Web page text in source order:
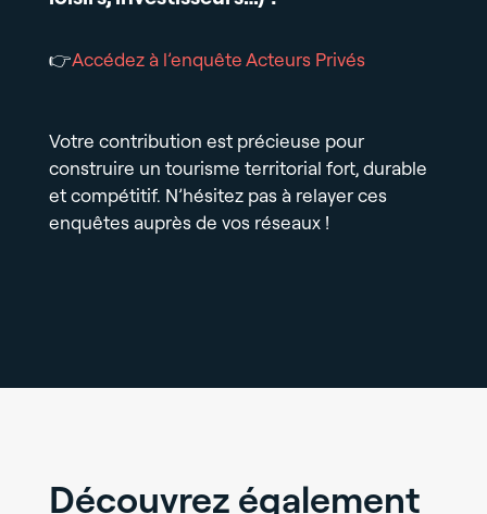
👉Accédez à l’enquête Acteurs Privés
Votre contribution est précieuse pour
construire un tourisme territorial fort, durable
et compétitif. N’hésitez pas à relayer ces
enquêtes auprès de vos réseaux !
Découvrez également